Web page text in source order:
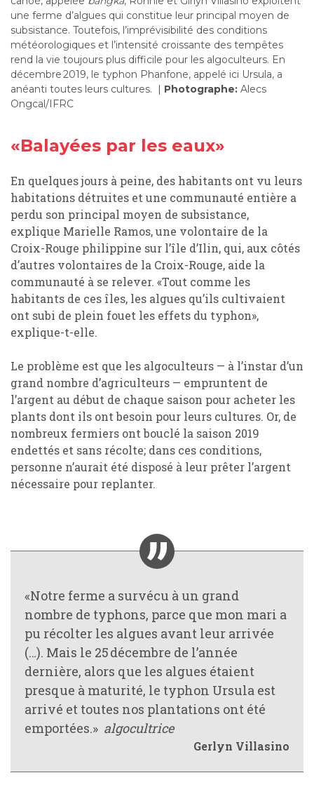
une ferme d’algues qui constitue leur principal moyen de
subsistance. Toutefois, l’imprévisibilité des conditions
météorologiques et l’intensité croissante des tempêtes
rend la vie toujours plus difficile pour les algoculteurs. En
décembre 2019, le typhon Phanfone, appelé ici Ursula, a
anéanti toutes leurs cultures. | Photographe: Alecs
Ongcal/IFRC
«Balayées par les eaux»
En quelques jours à peine, des habitants ont vu leurs
habitations détruites et une communauté entière a
perdu son principal moyen de subsistance,
explique Marielle Ramos,une volontaire de la
Croix-Rouge philippine sur l’île d’Ilin, qui, aux côtés
d’autres volontaires de la Croix-Rouge, aide la
communauté à se relever. «Tout comme les
habitants de ces îles, les algues qu’ils cultivaient
ont subi de plein fouet les effets du typhon»,
explique-t-elle.
Le problème est que les algoculteurs — à l’instar d’un
grand nombre d’agriculteurs — empruntent de
l’argent au début de chaque saison pour acheter les
plants dont ils ont besoin pour leurs cultures. Or, de
nombreux fermiers ont bouclé la saison 2019
endettés et sans récolte; dans ces conditions,
personne n’aurait été disposé à leur prêter l’argent
nécessaire pour replanter.
«Notre ferme a survécu à un grand
nombre de typhons, parce que mon mari a
pu récolter les algues avant leur arrivée
(…). Mais le 25 décembre de l’année
dernière, alors que les algues étaient
presque à maturité, le typhon Ursula est
arrivé et toutes nos plantations ont été
emportées.» algocultrice
Gerlyn Villasino